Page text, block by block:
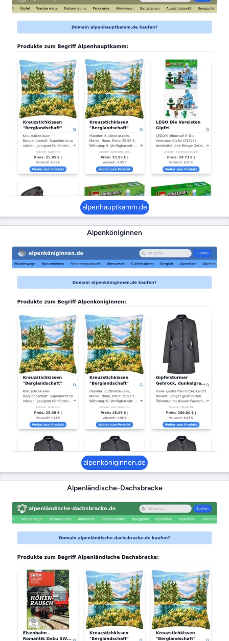
alpenhauptkamm.de
Alpenköniginnen
alpenköniginnen.de
Alpenländische-Dachsbracke